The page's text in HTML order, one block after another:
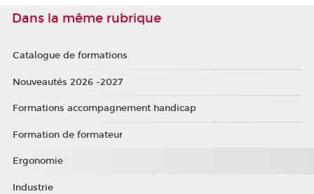
Dans la même rubrique
Catalogue de formations
Nouveautés 2026 -2027
Formations accompagnement handicap
Formation de formateur
Ergonomie
Industrie